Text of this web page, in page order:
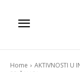
Home AKTIVNOSTI U